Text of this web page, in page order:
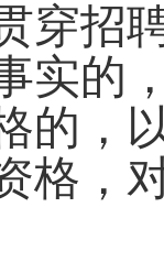
穿招
实的
的，
格，